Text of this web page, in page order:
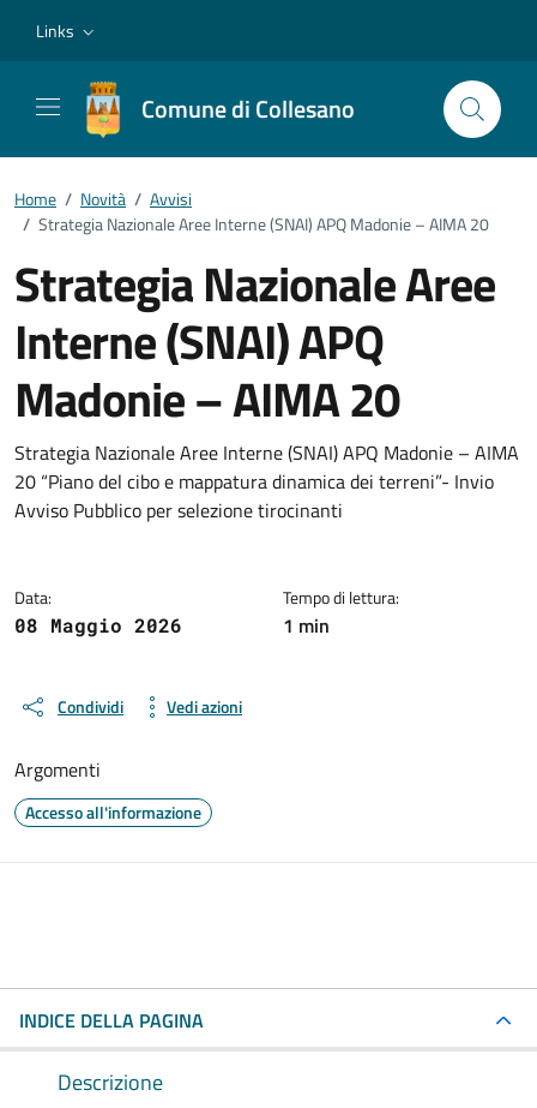
Links
Comune di Collesano
Home / Novità / Avvisi
/ Strategia Nazionale Aree Interne (SNAI) APQ Madonie – AIMA 20
Strategia Nazionale Aree
Interne (SNAI) APQ
Madonie – AIMA 20
Dettagli della notizia
Strategia Nazionale Aree Interne (SNAI) APQ Madonie – AIMA
20 “Piano del cibo e mappatura dinamica dei terreni”- Invio
Avviso Pubblico per selezione tirocinanti
Data:
08 Maggio 2026
Tempo di lettura:
1 min
Condividi Vedi azioni
Argomenti
Accesso all'informazione
INDICE DELLA PAGINA
Descrizione